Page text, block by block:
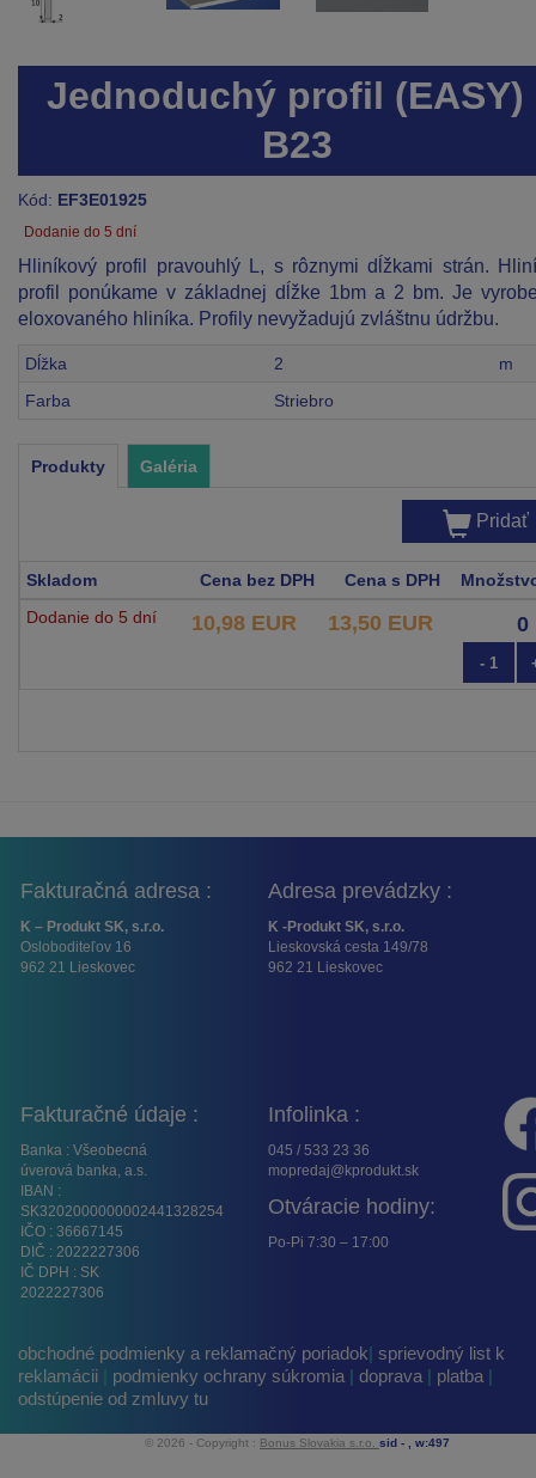
Jednoduchý profil (EASY)
B23
Kód: EF3E01925
Dodanie do 5 dní
Hliníkový profil pravouhlý L, s rôznymi dĺžkami strán.
profil ponúkame v základnej dĺžke 1bm a 2 bm. Je
eloxovaného hliníka. Profily nevyžadujú zvláštnu údržbu.
Dĺžka 2
m
Farba
Striebro
Produkty Galéria
Pridať
Skladom Cena bez DPH Cena s DPH
Dodanie do 5 dní
10,98 EUR 13,50 EUR
- 1
Fakturačná adresa :
K – Produkt SK, s.r.o.
Osloboditeľov 16
962 21 Lieskovec
Adresa prevádzky :
K -Produkt SK, s.r.o.
Lieskovská cesta 149/78
962 21 Lieskovec
Fakturačné údaje :
Banka : Všeobecná
úverová banka, a.s.
IBAN :
SK3202000000002441328254
IČO : 36667145
DIČ : 2022227306
IČ DPH : SK
2022227306
Infolinka :
045 / 533 23 36
mopredaj@kprodukt.sk
Otváracie hodiny:
Po-Pi 7:30 – 17:00
obchodné podmienky a reklamačný poriadok| sprievodný list k
reklamácii
podmienky ochrany súkromia | doprava | platba |
odstúpenie od zmluvy tu
© 2026 - Copyright : Bonus Slovakia s.r.o. sid - , w:497